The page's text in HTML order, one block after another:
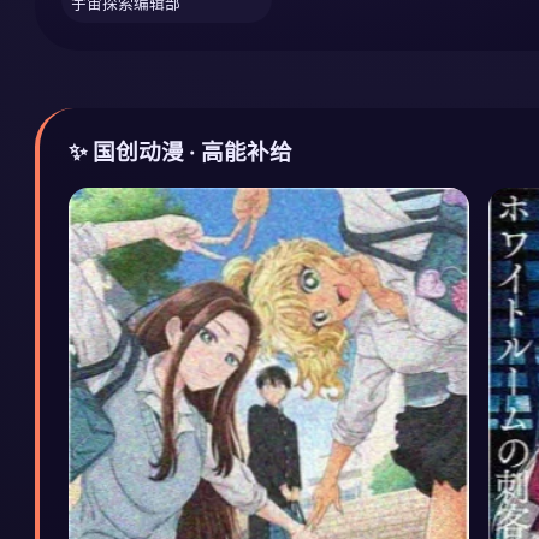
✨ 国创动漫 · 高能补给